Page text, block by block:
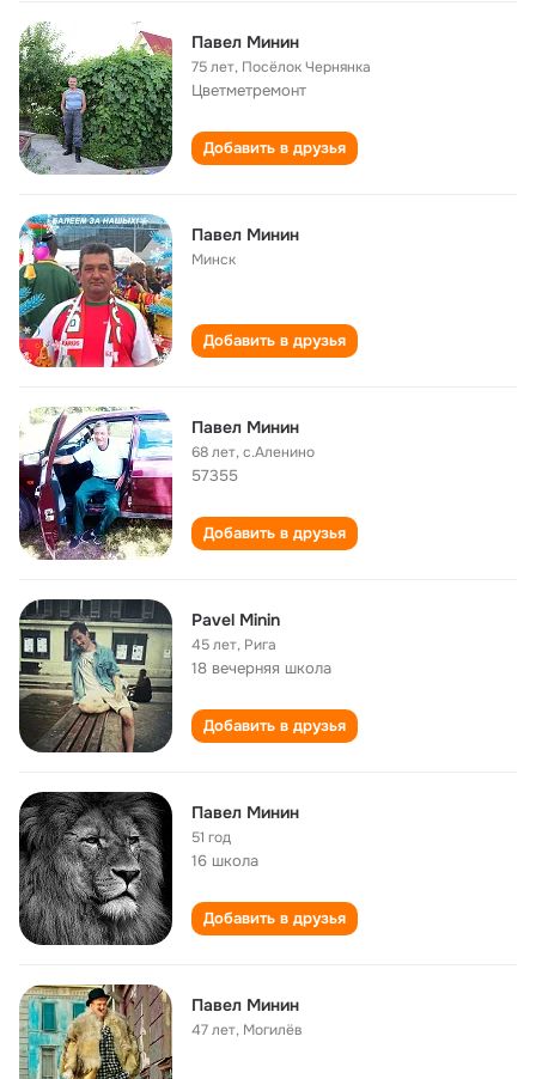
Павел Минин
75 лет, Посёлок Чернянка
Цветметремонт
Добавить в друзья
Павел Минин
Минск
Добавить в друзья
Павел Минин
68 лет,с.Аленино
57355
Добавить в друзья
Pavel Minin
45 лет, Рига
18 вечерняя школа
Добавить в друзья
Павел Минин
51 год
16 школа
Добавить в друзья
Павел Минин
47 лет, Могилёв